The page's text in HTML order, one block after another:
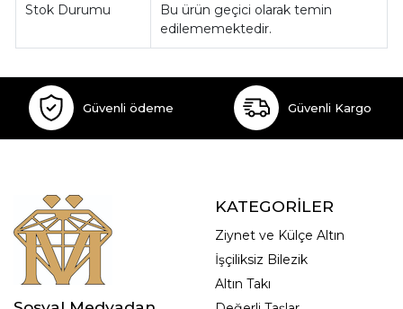
Stok Durumu
Bu ürün geçici olarak temin
edilememektedir.
Güvenli ödeme Güvenli Kargo
KATEGORİLER
Ziynet ve Külçe Altın
İşçiliksiz Bilezik
Altın Takı